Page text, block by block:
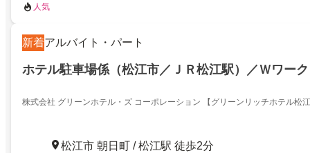
人気
新着アルバイト・パート
ホテル駐車場係（松江市／ＪＲ松江駅）／Ｗワー
株式会社 グリーンホテル・ズ コーポレーション 【グリーンリッチホテル松
松江市 朝日町 / 松江駅 徒歩2分